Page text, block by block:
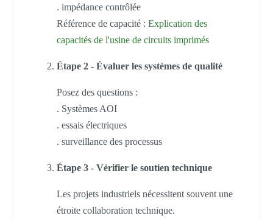
. impédance contrôlée
Référence de capacité : Explication des
capacités de l'usine de circuits imprimés
Étape 2 - Évaluer les systèmes de qualité
Posez des questions :
. Systèmes AOI
. essais électriques
. surveillance des processus
Étape 3 - Vérifier le soutien technique
Les projets industriels nécessitent souvent une
étroite collaboration technique.